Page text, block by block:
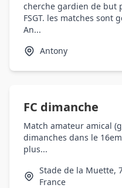
cherche gardien de but
FSGT. les matches sont
An...
Antony
FC dimanche
Match amateur amical
dimanches dans le
plus...
Stade de la Muette,
France